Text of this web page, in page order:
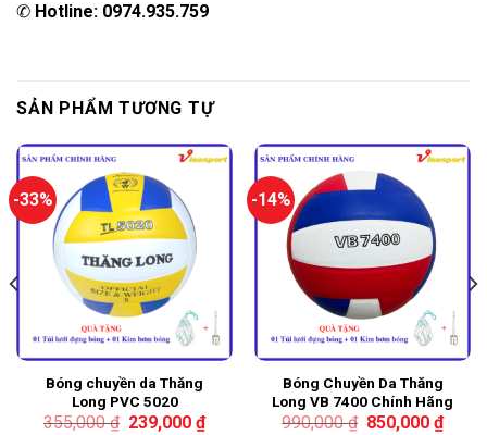
✆ Hotline: 0974.935.759
SẢN PHẨM TƯƠNG TỰ
-33%
Bóng chuyền da Thăng
Long PVC 5020
355,000₫ 239,000 ₫
-14%
Bóng Chuyền Da Thăng
Long VB 7400 Chính Hãng
Da PU Nhật Màu Đỏ
990,000₫ 850,000 ₫